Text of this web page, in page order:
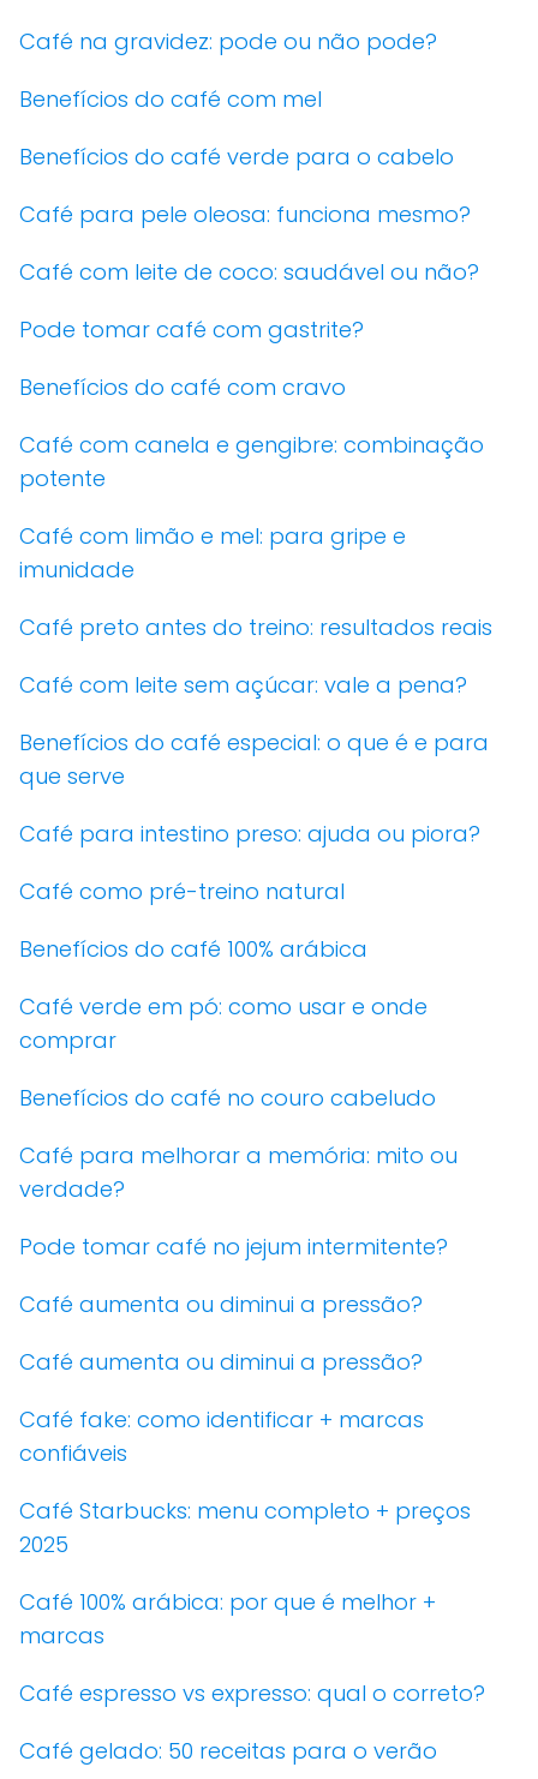
Café na gravidez: pode ou não pode?
Benefícios do café com mel
Benefícios do café verde para o cabelo
Café para pele oleosa: funciona mesmo?
Café com leite de coco: saudável ou não?
Pode tomar café com gastrite?
Benefícios do café com cravo
Café com canela e gengibre: combinação
potente
Café com limão e mel: para gripe e
imunidade
Café preto antes do treino: resultados reais
Café com leite sem açúcar: vale a pena?
Benefícios do café especial: o que é e para
que serve
Café para intestino preso: ajuda ou piora?
Café como pré-treino natural
Benefícios do café 100% arábica
Café verde em pó: como usar e onde
comprar
Benefícios do café no couro cabeludo
Café para melhorar a memória: mito ou
verdade?
Pode tomar café no jejum intermitente?
Café aumenta ou diminui a pressão?
Café aumenta ou diminui a pressão?
Café fake: como identificar + marcas
confiáveis
Café Starbucks: menu completo + preços
2025
Café 100% arábica: por que é melhor +
marcas
Café espresso vs expresso: qual o correto?
Café gelado: 50 receitas para o verão